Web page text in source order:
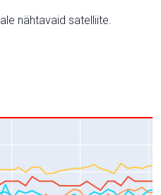
nähtavaid satelliite.